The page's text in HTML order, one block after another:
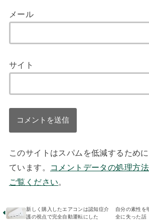
メール
サイト
このサイトはスパムを低減するため
ています。
コメントデータの処理方
ご覧ください。
新しく購入したエアコンは認知症介
護の視点で完全自動運転にした
自分の素性を
全に失った話